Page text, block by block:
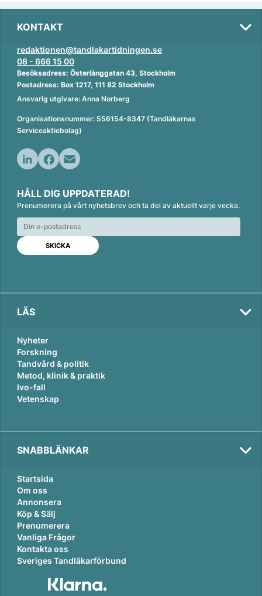
KONTAKT
redaktionen@tandlakartidningen.se
08 - 666 15 00
Besöksadress: Österlånggatan 43, Stockholm
Postadress: Box 1217, 111 82 Stockholm
Ansvarig utgivare: Anna Norberg
Organisationsnummer: 556154-8347 (Tandläkarnas
Serviceaktiebolag)
n
k
e
d
n
c
e
b
o
o
k
a
i
l
HÅLL DIG UPPDATERAD!
Prenumerera på vårt nyhetsbrev och ta del av aktuellt varje vecka.
LÄS
Nyheter
Forskning
Tandvård & politik
Metod, klinik & praktik
Ivo-fall
Vetenskap
SNABBLÄNKAR
Startsida
Om oss
Annonsera
Köp & Sälj
Prenumerera
Vanliga Frågor
Kontakta oss
Sveriges Tandläkarförbund